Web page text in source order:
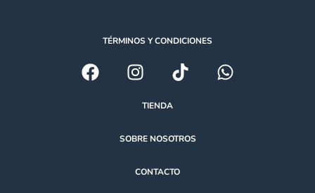
TÉRMINOS Y CONDICIONES
TIENDA
SOBRE NOSOTROS
CONTACTO